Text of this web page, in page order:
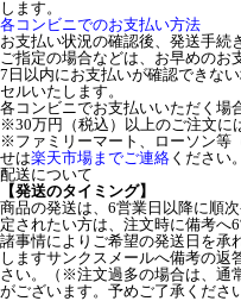
します。
各コンビニでのお支払い方法
お支払い状況の確認後、発送手続
ご指定の場合などは、お早めのお
7日以内にお支払いが確認できな
セルいたします。
各コンビニでお支払いいただく場
※30万円（税込）以上のご注文に
※ファミリーマート、ローソン等
せは楽天市場までご連絡 ください。
配送について
【発送のタイミング】
商品の発送は、6営業日以降に順
定されたい方は、注文時に備考
諸事情によりご希望の発送日を承
しますサンクスメールへ備考の返
さい。（※注文過多の場合は、通
がございます。予めご了承くださ